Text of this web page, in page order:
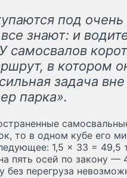
под
знают: и
самосвалов
в котором
задача
парка».
то в одном кубе его
1,5 × 33 = 49,5
пять осей по закону —
без перегруза